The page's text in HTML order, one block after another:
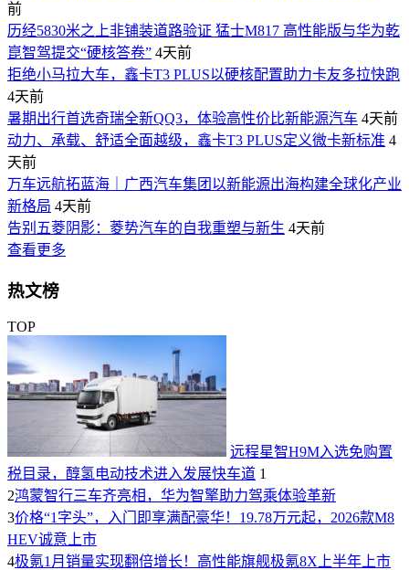
前
历经5830米之上非铺装道路验证 猛士M817 高性能版与华为乾
崑智驾提交“硬核答卷” 4天前
拒绝小马拉大车，鑫卡T3 PLUS以硬核配置助力卡友多拉快跑
4天前
暑期出行首选奇瑞全新QQ3，体验高性价比新能源汽车 4天前
动力、承载、舒适全面越级，鑫卡T3 PLUS定义微卡新标准 4
天前
万车远航拓蓝海｜广西汽车集团以新能源出海构建全球化产业
新格局 4天前
告别五菱阴影：菱势汽车的自我重塑与新生 4天前
查看更多
热文榜
TOP
远程星智H9M入选免购置
税目录，醇氢电动技术进入发展快车道 1
2鸿蒙智行三车齐亮相，华为智擎助力驾乘体验革新
3价格“1字头”，入门即享满配豪华！19.78万元起，2026款M8
HEV诚意上市
4极氪1月销量实现翻倍增长！高性能旗舰极氪8X上半年上市